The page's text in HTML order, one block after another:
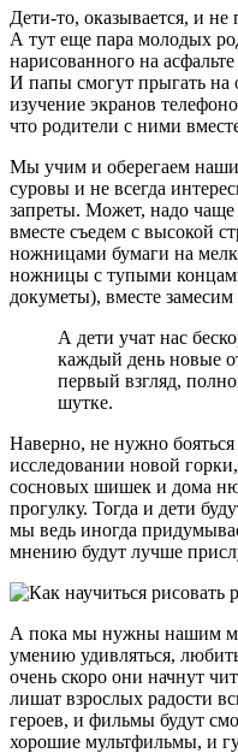
Дети-то, оказывается, и
А тут еще пара молодых
нарисованного на
И папы смогут прыгать на
изучение экранов
что родители с ними
Мы учим и оберегаем
суровы и не всегда
запреты. Может, надо чаще
вместе съедем с высокой
ножницами бумаги на
ножницы с тупыми
докуметы), вместе
А дети учат нас
каждый день новые
первый взгляд,
шутке.
Наверно, не нужно
исследовании новой
сосновых шишек и дома
прогулку. Тогда и дети
мы ведь иногда
мнению будут лучше
А пока мы нужны нашим
умению удивляться,
очень скоро они начнут
лишат взрослых радости
героев, и фильмы будут
хорошие мультфильмы, и